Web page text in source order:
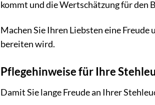
kommt und die Wertschätzung für den
Machen Sie Ihren Liebsten eine Freude
bereiten wird.
Pflegehinweise für Ihre
Damit Sie lange Freude an Ihrer